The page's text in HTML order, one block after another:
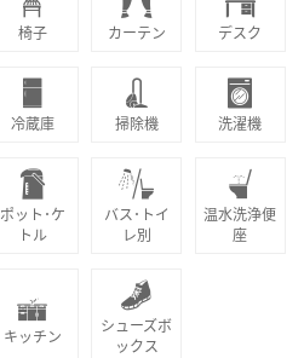
椅子 カーテン デスク
冷蔵庫 掃除機 洗濯機
ポット･ケ
トル
バス･トイ
レ別
温水洗浄便
座
キッチン
シューズボ
ックス